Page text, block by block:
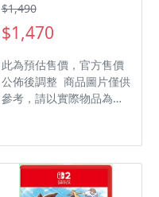
$1,490
$1,470
此為預估售價，官方售價
公佈後調整 商品圖片僅供
參考，請以實際物品為主
台：Nintendo Switch 2
遊戲類型：模擬策略 遊玩
人數： 1 人 作品分級：